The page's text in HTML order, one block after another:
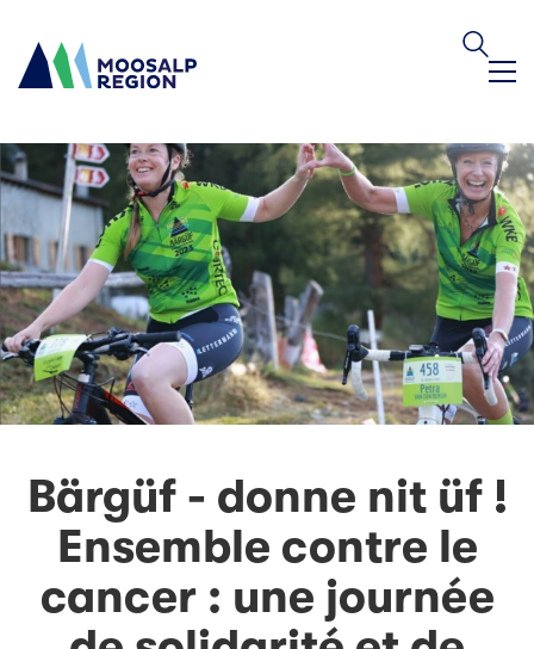
Bärgüf - donne nit üf !
Ensemble contre le
cancer : une journée